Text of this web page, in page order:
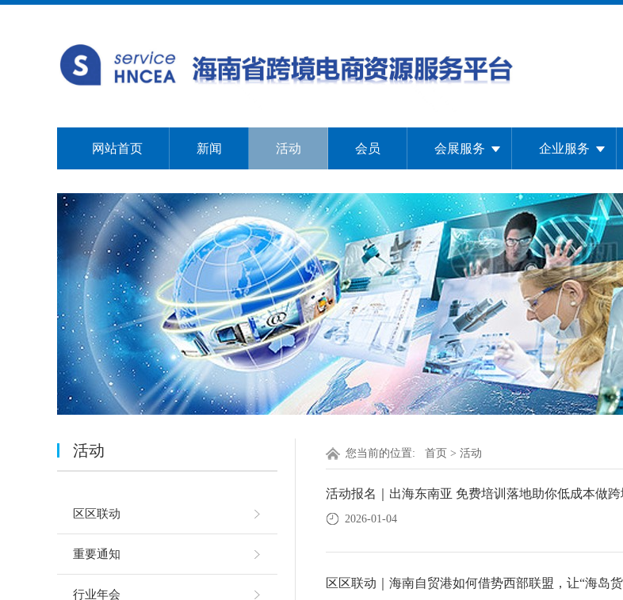
网站首页 新闻 活动 会员 会展服务 企业服务
活动
区区联动
重要通知
行业年会
您当前的位置: 首页 > 活动
活动报名｜出海东南亚 免费培训落地助你低成本做跨
2026-01-04
区区联动｜海南自贸港如何借势西部联盟，让“海岛